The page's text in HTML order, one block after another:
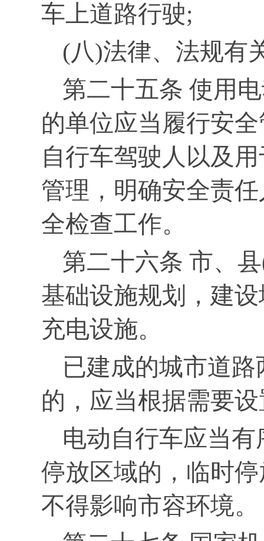
车上道路行驶;
(八)法律、法规有
第二十五条 使用
的单位应当履行安
自行车驾驶人以及
管理，明确安全责
全检查工作。
第二十六条 市、
基础设施规划，建
充电设施。
已建成的城市道
的，应当根据需要
电动自行车应当
停放区域的，临时
不得影响市容环境。